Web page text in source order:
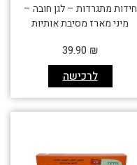
חידות מתגרדות – לגן חובה –
מיני מארז מסיבת אותיות
לרכישה
39.90 ₪